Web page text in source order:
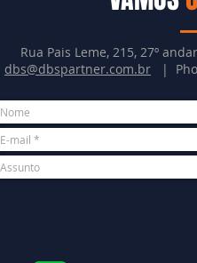
Rua Pais Leme, 215, 27º
dbs@dbspartner.com.br |